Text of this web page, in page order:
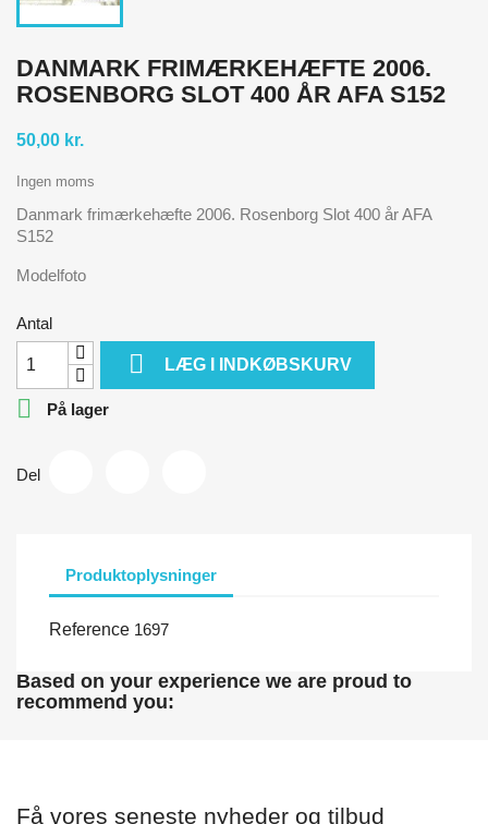
DANMARK FRIMÆRKEHÆFTE 2006.
ROSENBORG SLOT 400 ÅR AFA S152
50,00 kr.
Ingen moms
Danmark frimærkehæfte 2006. Rosenborg Slot 400 år AFA
S152
Modelfoto
Antal
 LÆG I INDKØBSKURV
 På lager
Del
Produktoplysninger
Reference 1697
Based on your experience we are proud to
recommend you:
Få vores seneste nyheder og tilbud